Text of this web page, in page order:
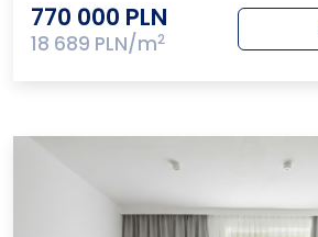
770 000 PLN
18 689 PLN/m2